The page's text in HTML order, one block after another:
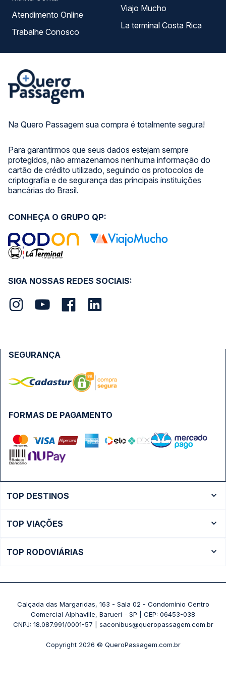
Na Quero Passagem sua compra é totalmente segura!
Para garantirmos que seus dados estejam sempre
protegidos, não armazenamos nenhuma informação do
cartão de crédito utilizado, seguindo os protocolos de
criptografia e de segurança das principais instituições
bancárias do Brasil.
Atendimento Online
Trabalhe Conosco
Viajo Mucho
La terminal Costa Rica
SIGA NOSSAS REDES SOCIAIS:
CONHEÇA O GRUPO QP:
FORMAS DE PAGAMENTO
SEGURANÇA
TOP DESTINOS
Ônibus São Paulo
TOP VIAÇÕES
Passagens Pássaro Marron
+ Viações
TOP RODOVIÁRIAS
Rodoviária Belo Horizonte - Gov. Israel Pinheiro (Tergip)
Rodoviária Curitiba
+ Rodoviárias
Calçada das Margaridas, 163 - Sala 02 - Condomínio Centro
Comercial Alphaville, Barueri - SP | CEP: 06453-038
CNPJ: 18.087.991/0001-57 | saconibus@queropassagem.com.br
Copyright 2026 © QueroPassagem.com.br